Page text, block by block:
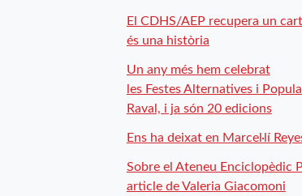
El CDHS/AEP recupera un
és una història
Un any més hem celebrat
les Festes Alternatives i
Raval, i ja són 20 edicions
Ens ha deixat en Marcel·lí
Sobre el Ateneu Enciclopèdic
article de Valeria Giacomoni